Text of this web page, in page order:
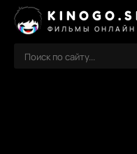
ФИЛЬМЫ ОНЛАЙН